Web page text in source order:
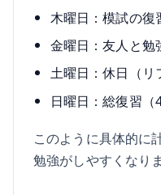
木曜日：模試の復
金曜日：友人と勉
土曜日：休日（リ
日曜日：総復習（4
このように具体的に
勉強がしやすくなりま